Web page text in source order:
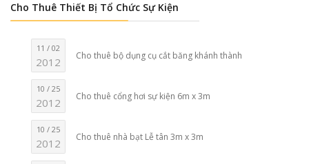
Cho Thuê Thiết Bị Tổ Chức Sự Kiện
11 / 02
2012 Cho thuê bộ dụng cụ cắt băng khánh thành
10 / 25
2012 Cho thuê cổng hơi sự kiện 6m x 3m
10 / 25
2012 Cho thuê nhà bạt Lễ tân 3m x 3m